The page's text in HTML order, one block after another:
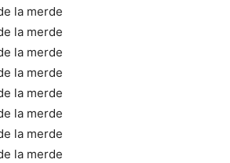
la merde
la merde
la merde
la merde
la merde
la merde
la merde
la merde